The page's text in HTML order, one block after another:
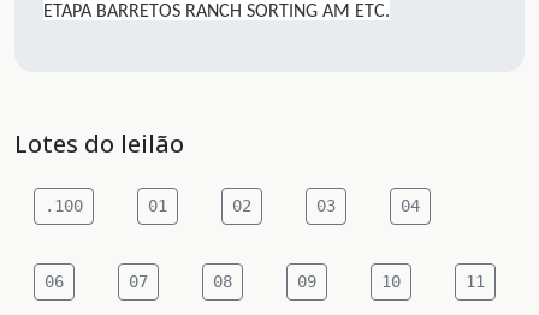
ETAPA BARRETOS RANCH SORTING AM ETC.
Lotes do leilão
.100 01 02 03 04
06 07 08 09 10 11